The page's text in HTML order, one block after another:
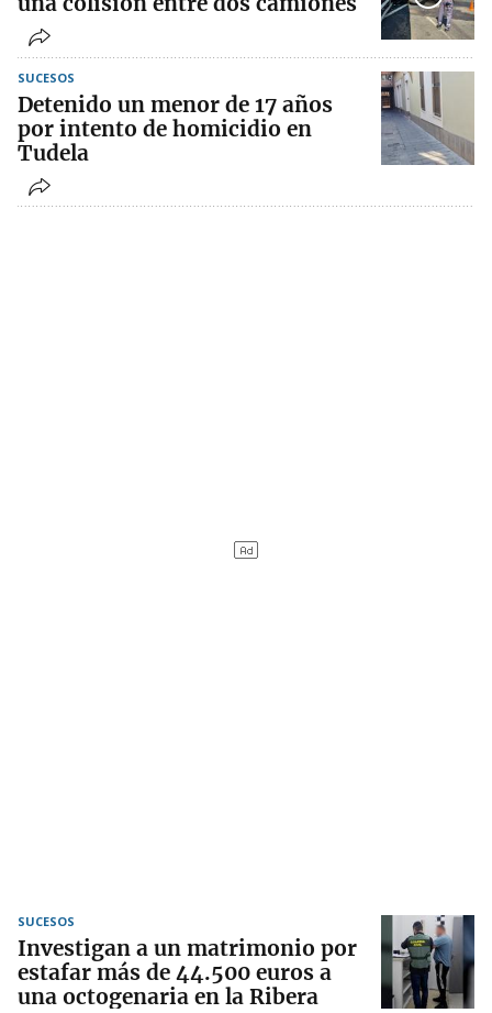
SUCESOS
Detenido un menor de 17 años
por intento de homicidio en
Tudela
SUCESOS
Investigan a un matrimonio por
estafar más de 44.500 euros a
una octogenaria en la Ribera